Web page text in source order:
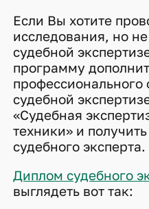
Если Вы хотите
исследования, но
судебной
программу
профессионального
судебной
«Судебная
техники» и
судебного эксперта.
Диплом судебного
выглядеть вот так: